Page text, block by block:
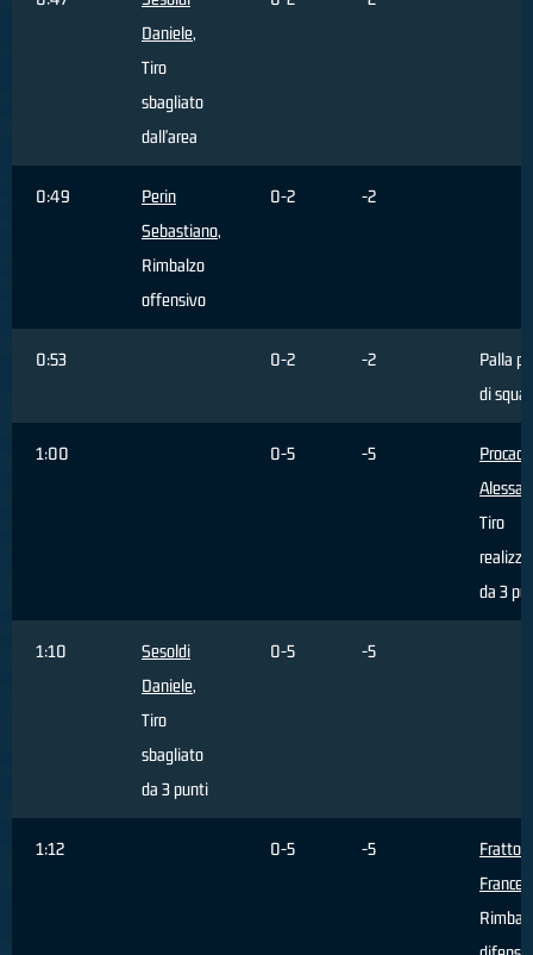
Daniele,
Tiro
sbagliato
dall'area
0:49
Perin
Sebastiano,
Rimbalzo
offensivo
0-2 -2
0:53 0-2 -2
Palla
di
1:00 0-5 -5
Procacci
Tiro
da 3
1:10
Sesoldi
Daniele,
Tiro
sbagliato
da 3 punti
0-5 -5
1:12 0-5 -5
Fratto